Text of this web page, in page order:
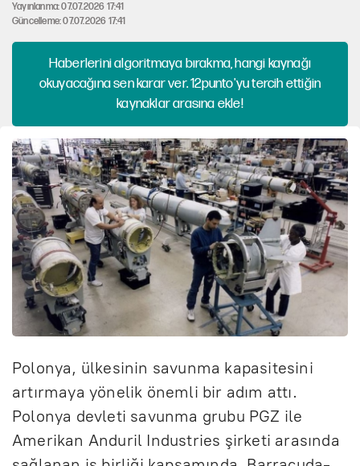
Yayınlanma: 07.07.2026 17:41
Güncelleme: 07.07.2026 17:41
Haberlerini algoritmaya bırakma, hangi kaynağı
okuyacağına sen karar ver. 12punto'yu tercih ettiğin
kaynaklar arasına ekle!
Polonya, ülkesinin savunma kapasitesini
artırmaya yönelik önemli bir adım attı.
Polonya devleti savunma grubu PGZ ile
Amerikan Anduril Industries şirketi arasında